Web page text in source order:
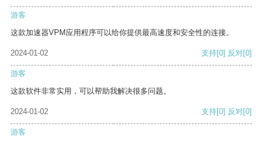
游客
这款加速器VPM应用程序可以给你提供最高速度和安全性的连接。
2024-01-02 支持[0] 反对[0]
游客
这款软件非常实用，可以帮助我解决很多问题。
2024-01-02 支持[0] 反对[0]
游客